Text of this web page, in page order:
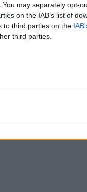
may separately opt-
on the IAB’s list of
to third parties on the
third parties.